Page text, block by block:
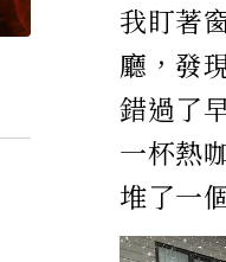
我盯著
廳，發
錯過了
一杯熱
堆了一